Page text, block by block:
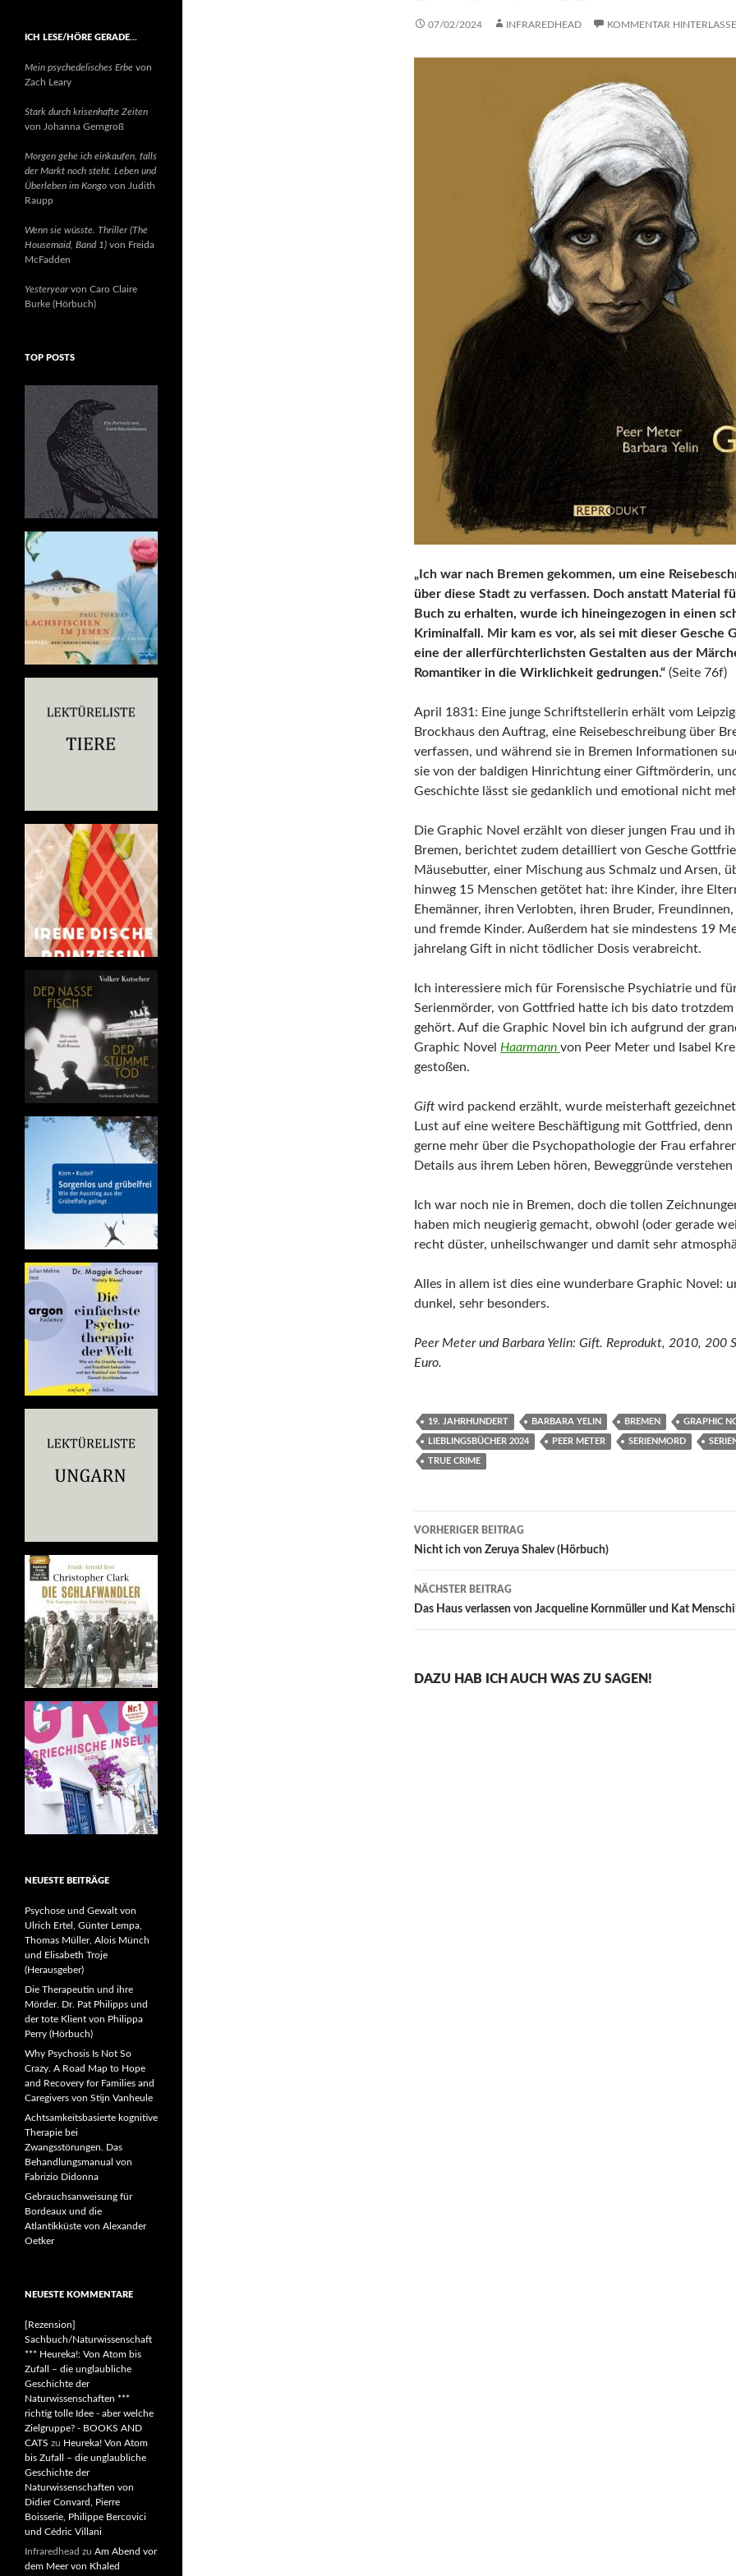
07/02/2024 INFRAREDHEAD KOMMENTAR
„Ich war nach Bremen gekommen, um eine
über diese Stadt zu verfassen. Doch anstatt Material
Buch zu erhalten, wurde ich hineingezogen in einen
Kriminalfall. Mir kam es vor, als sei mit dieser Gesche
eine der allerfürchterlichsten Gestalten aus der
Romantiker in die Wirklichkeit gedrungen.“ (Seite 76f)
April 1831: Eine junge Schriftstellerin erhält vom
Brockhaus den Auftrag, eine Reisebeschreibung über
verfassen, und während sie in Bremen Informationen
sie von der baldigen Hinrichtung einer Giftmörderin,
Geschichte lässt sie gedanklich und emotional nicht
Die Graphic Novel erzählt von dieser jungen Frau und
Bremen, berichtet zudem detailliert von Gesche
Mäusebutter, einer Mischung aus Schmalz und Arsen,
hinweg 15 Menschen getötet hat: ihre Kinder, ihre
Ehemänner, ihren Verlobten, ihren Bruder,
und fremde Kinder. Außerdem hat sie mindestens 19
jahrelang Gift in nicht tödlicher Dosis verabreicht.
Ich interessiere mich für Forensische Psychiatrie und
Serienmörder, von Gottfried hatte ich bis dato
gehört. Auf die Graphic Novel bin ich aufgrund der
Graphic Novel Haarmann von Peer Meter und Isabel
gestoßen.
Giftwird packend erzählt, wurde meisterhaft
Lust auf eine weitere Beschäftigung mit Gottfried,
gerne mehr über die Psychopathologie der Frau
Details aus ihrem Leben hören, Beweggründe
Ich war noch nie in Bremen, doch die tollen
haben mich neugierig gemacht, obwohl (oder gerade
recht düster, unheilschwanger und damit sehr
Alles in allem ist dies eine wunderbare Graphic Novel:
dunkel, sehr besonders.
Peer Meter und Barbara Yelin: Gift. Reprodukt, 2010, 200
Euro.
19. JAHRHUNDERT BARBARA YELIN BREMEN GRAPHIC
LIEBLINGSBÜCHER 2024 PEER METER SERIENMORD
TRUE CRIME
Beitragsnavigation
VORHERIGER BEITRAG
Nicht ich von Zeruya Shalev (Hörbuch)
NÄCHSTER BEITRAG
Das Haus verlassen von Jacqueline Kornmüller und Kat
DAZU HAB ICH AUCH WAS ZU SAGEN!
ICH LESE/HÖRE GERADE…
Mein psychedelisches Erbe von
Zach Leary
Stark durch krisenhafte Zeiten
von Johanna Gerngroß
Morgen gehe ich einkaufen, falls
der Markt noch steht. Leben und
Überleben im Kongo von Judith
Raupp
Wenn sie wüsste. Thriller (The
Housemaid, Band 1) von Freida
McFadden
Yesteryearvon Caro Claire
Burke (Hörbuch)
TOP POSTS
NEUESTE BEITRÄGE
Psychose und Gewalt von
Ulrich Ertel, Günter Lempa,
Thomas Müller, Alois Münch
und Elisabeth Troje
(Herausgeber)
Die Therapeutin und ihre
Mörder. Dr. Pat Philipps und
der tote Klient von Philippa
Perry (Hörbuch)
Why Psychosis Is Not So
Crazy. A Road Map to Hope
and Recovery for Families and
Caregivers von Stijn Vanheule
Achtsamkeitsbasierte kognitive
Therapie bei
Zwangsstörungen. Das
Behandlungsmanual von
Fabrizio Didonna
Gebrauchsanweisung für
Bordeaux und die
Atlantikküste von Alexander
Oetker
NEUESTE KOMMENTARE
[Rezension]
Sachbuch/Naturwissenschaft
*** Heureka!: Von Atom bis
Zufall – die unglaubliche
Geschichte der
Naturwissenschaften ***
richtig tolle Idee - aber welche
Zielgruppe? - BOOKS AND
CATS zu Heureka! Von Atom
bis Zufall – die unglaubliche
Geschichte der
Naturwissenschaften von
Didier Convard, Pierre
Boisserie, Philippe Bercovici
und Cédric Villani
Infraredhead zu Am Abend vor
dem Meer von Khaled